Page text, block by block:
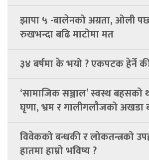
झापा ५ -बालेनको अग्रता, ओली
रुखभन्दा बढि माटोमा मत
३४ बर्षमा के भयो ? एकपटक हेर्ने
‘सामाजिक सञ्जाल’ स्वस्थ बहसको
घृणा, भ्रम र गालीगलौजको अखडा
विवेकको बन्धकी र लोकतन्त्रको
हातमा हाम्रो भविष्य ?